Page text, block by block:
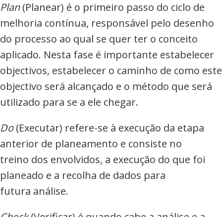
Plan(Planear) é o primeiro passo do ciclo de
melhoria contínua, responsável pelo desenho
do processo ao qual se quer ter o conceito
aplicado. Nesta fase é importante estabelecer
objectivos, estabelecer o caminho de como este
objectivo será alcançado e o método que será
utilizado para se a ele chegar.
Do(Executar) refere-se à execução da etapa
anterior de planeamento e consiste no
treino dos envolvidos, a execução do que foi
planeado e a recolha de dados para
futura análise.